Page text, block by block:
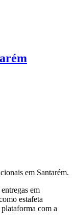
em Santarém.
em
estafeta
com a